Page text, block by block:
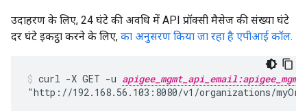
उदाहरण के लिए, 24 घंटे की अवधि में API प्रॉक्सी मैसेज की संख्या घंटे
दर घंटे इकट्ठा करने के लिए, का अनुसरण किया जा रहा है एपीआई कॉल.
curl -X GET -u
"http://192.168.56.103:8080/v1/organizations/